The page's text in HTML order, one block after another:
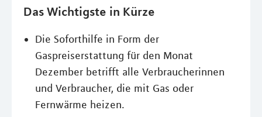
Das Wichtigste in Kürze
Die Soforthilfe in Form der
Gaspreiserstattung für den Monat
Dezember betrifft alle Verbraucherinnen
und Verbraucher, die mit Gas oder
Fernwärme heizen.